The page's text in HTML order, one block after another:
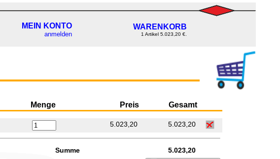
MEIN KONTO
anmelden
WARENKORB
1 Artikel 5.023,20 €.
Menge Preis Gesamt
5.023,20 5.023,20
Summe 5.023,20